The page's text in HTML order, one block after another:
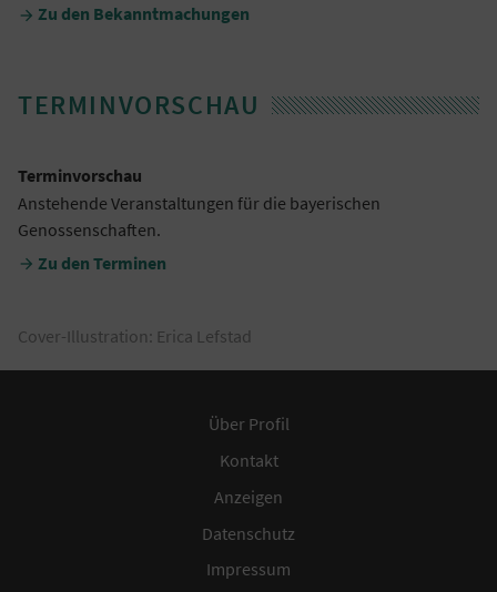
 Zu den Bekanntmachungen
TERMINVORSCHAU
Terminvorschau
Anstehende Veranstaltungen für die bayerischen
Genossenschaften.
 Zu den Terminen
Cover-Illustration: Erica Lefstad
Über Profil
Kontakt
Anzeigen
Datenschutz
Impressum